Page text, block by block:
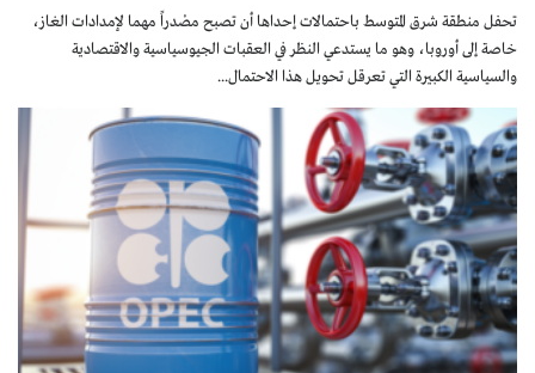
تحفل منطقة شرق المتوسط باحتمالات إحداها أن تصبح مصْدراً مهما لإمدادات الغاز،
خاصة إلى أوروبا، وهو ما يستدعي النظر في العقبات الجيوسياسية والاقتصادية
والسياسية الكبيرة التي تعرقل تحويل هذا الاحتمال...